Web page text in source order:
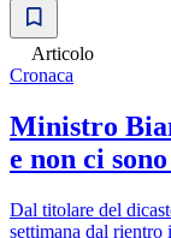
Articolo
Cronaca
Ministro
e non ci
Dal titolare del
settimana dal rientro